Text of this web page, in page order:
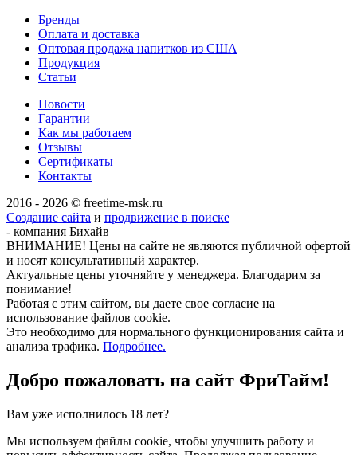
Бренды
Оплата и доставка
Оптовая продажа напитков из США
Продукция
Статьи
Новости
Гарантии
Как мы работаем
Отзывы
Сертификаты
Контакты
2016 - 2026 © freetime-msk.ru
Создание сайта и продвижение в поиске
- компания Бихайв
ВНИМАНИЕ! Цены на сайте не являются публичной офертой
и носят консультативный характер.
Актуальные цены уточняйте у менеджера. Благодарим за
понимание!
Работая с этим сайтом, вы даете свое согласие на
использование файлов cookie.
Это необходимо для нормального функционирования сайта и
анализа трафика. Подробнее.
Добро пожаловать на сайт ФриТайм!
Вам уже исполнилось 18 лет?
Мы используем файлы cookie, чтобы улучшить работу и